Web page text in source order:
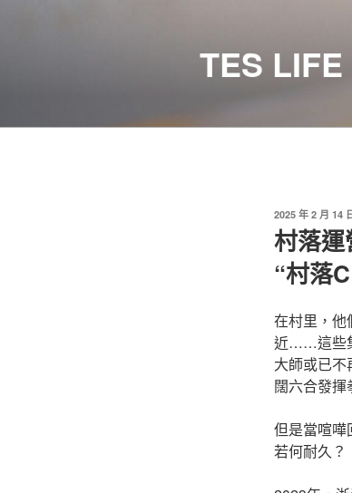
TES LIFE
發
佈
於
2025 年 2 月 14
村落
“村落
在村里，他
近……這些
大師或已不
闊六合發揮
但是當喧嘩
若何耐久？